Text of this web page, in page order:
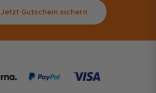
Jetzt Gutschein sichern